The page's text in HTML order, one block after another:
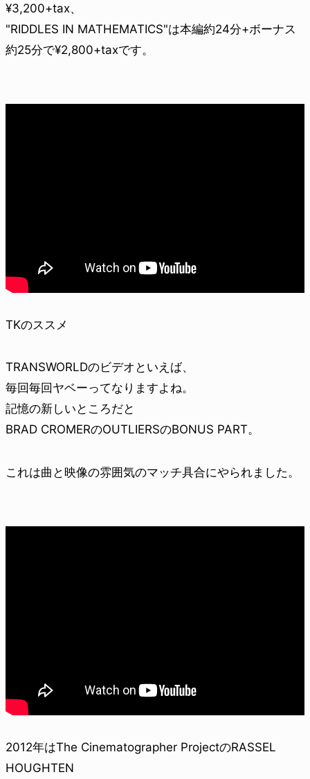
¥3,200+tax、
"RIDDLES IN MATHEMATICS"は本編約24分+ボーナス
約25分で¥2,800+taxです。
TKのススメ
TRANSWORLDのビデオといえば、
毎回毎回ヤベーってなりますよね。
記憶の新しいところだと
BRAD CROMERのOUTLIERSのBONUS PART。
これは曲と映像の雰囲気のマッチ具合にやられました。
2012年はThe Cinematographer ProjectのRASSEL
HOUGHTEN